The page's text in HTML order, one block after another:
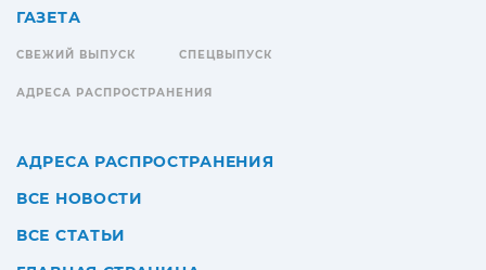
ГАЗЕТА
СВЕЖИЙ ВЫПУСК СПЕЦВЫПУСК
АДРЕСА РАСПРОСТРАНЕНИЯ
АДРЕСА РАСПРОСТРАНЕНИЯ
ВСЕ НОВОСТИ
ВСЕ СТАТЬИ